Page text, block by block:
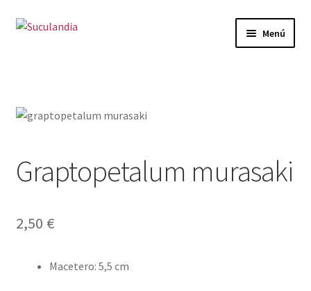
Ir
Ir
Menú
Carrito
Graptopetalum murasaki
2,50 €
Macetero: 5,5 cm